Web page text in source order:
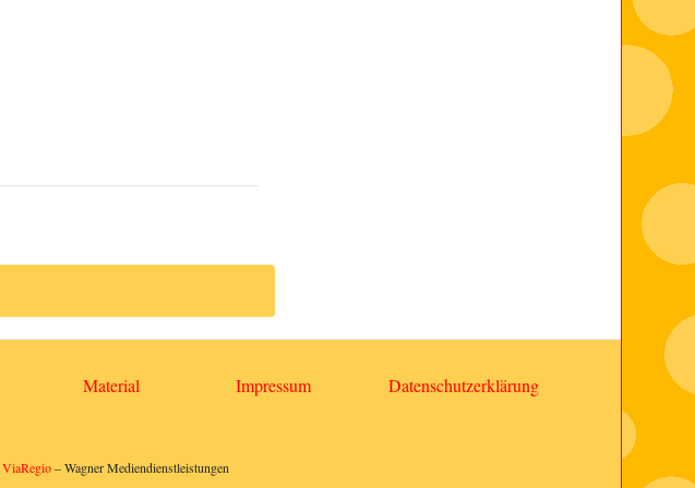
Material Impressum Datenschutzerklärung
ViaRegio– Wagner Mediendienstleistungen